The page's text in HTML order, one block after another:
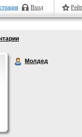
Вход
Молдед